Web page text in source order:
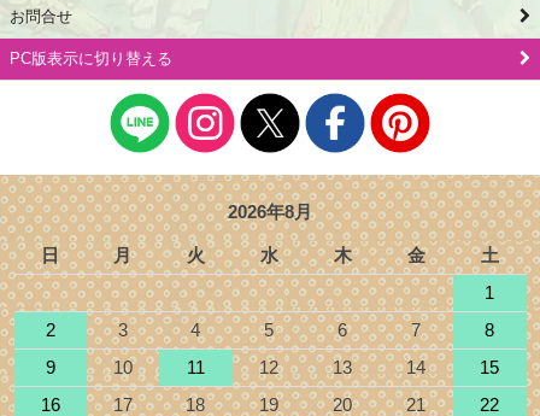
お問合せ
PC版表示に切り替える
2026年8月
日 月 火 水 木 金
土
1
2
3 4 5 6 7
8
9
10 11 12 13 14
15
16
17 18 19 20 21
22